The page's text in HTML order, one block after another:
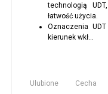
technologią
łatwość użycia.
Oznaczenia
kierunek wkł...
Ulubione Cecha